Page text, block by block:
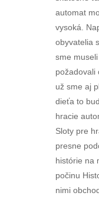
automat
vysoká.
obyvatelia
sme
požadovali
už sme aj
dieťa to
hracie
Sloty pre
presne
histórie na
počinu
nimi